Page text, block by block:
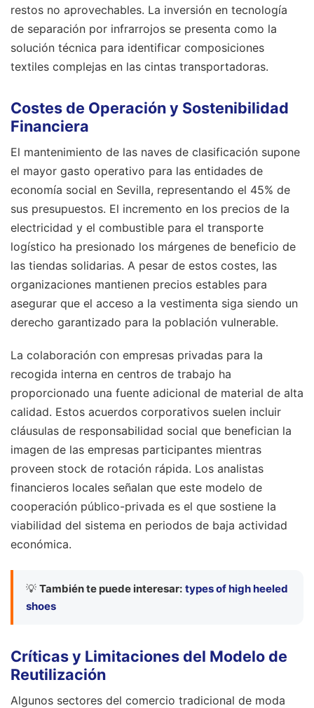
restos no aprovechables. La inversión en tecnología
de separación por infrarrojos se presenta como la
solución técnica para identificar composiciones
textiles complejas en las cintas transportadoras.
Costes de Operación y Sostenibilidad
Financiera
El mantenimiento de las naves de clasificación supone
el mayor gasto operativo para las entidades de
economía social en Sevilla, representando el 45% de
sus presupuestos. El incremento en los precios de la
electricidad y el combustible para el transporte
logístico ha presionado los márgenes de beneficio de
las tiendas solidarias. A pesar de estos costes, las
organizaciones mantienen precios estables para
asegurar que el acceso a la vestimenta siga siendo un
derecho garantizado para la población vulnerable.
La colaboración con empresas privadas para la
recogida interna en centros de trabajo ha
proporcionado una fuente adicional de material de alta
calidad. Estos acuerdos corporativos suelen incluir
cláusulas de responsabilidad social que benefician la
imagen de las empresas participantes mientras
proveen stock de rotación rápida. Los analistas
financieros locales señalan que este modelo de
cooperación público-privada es el que sostiene la
viabilidad del sistema en periodos de baja actividad
económica.
💡 También te puede interesar: types of high heeled
shoes
Críticas y Limitaciones del Modelo de
Reutilización
Algunos sectores del comercio tradicional de moda